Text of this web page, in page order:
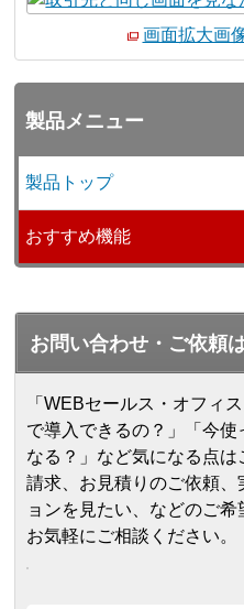
画面拡大画
製品メニュー
製品トップ
おすすめ機能
お問い合わせ・ご依頼
「WEBセールス・オフィ
で導入できるの？」「今使
なる？」など気になる点
請求、お見積りのご依頼
ョンを見たい、などのご希
お気軽にご相談ください。